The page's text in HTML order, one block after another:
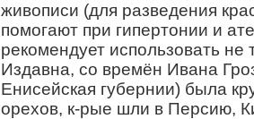
живописи (для разведения
помогают при гипертонии и
рекомендует использовать не
Издавна, со времён Ивана
Енисейская губернии) была
орехов, к-рые шли в Персию,